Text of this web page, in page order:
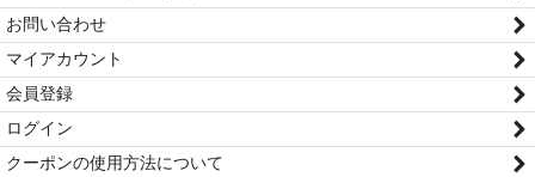
お問い合わせ
マイアカウント
会員登録
ログイン
クーポンの使用方法について